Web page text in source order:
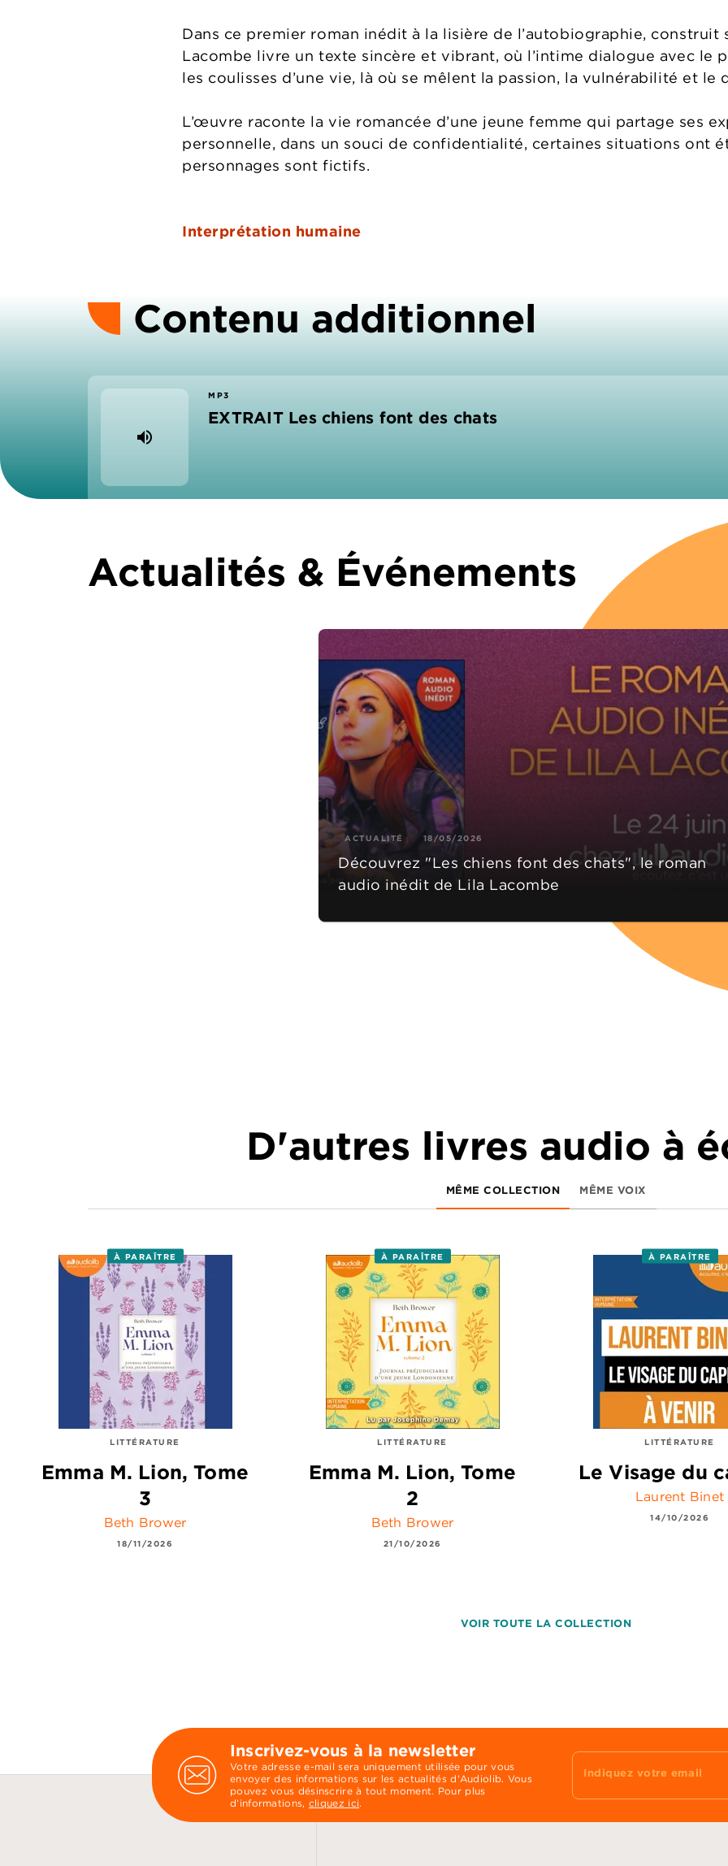
Dans ce premier roman inédit à la lisière de l’autobiographie, construit
Lacombe livre un texte sincère et vibrant, où l’intime dialogue avec le
les coulisses d’une vie, là où se mêlent la passion, la vulnérabilité et le
L’œuvre raconte la vie romancée d’une jeune femme qui partage ses
personnelle, dans un souci de confidentialité, certaines situations ont
personnages sont fictifs.
Interprétation humaine
Contenu additionnel
volume_up
MP3
EXTRAIT Les chiens font des chats
Actualités & Événements
ACTUALITÉ 18/05/2026
Découvrez "Les chiens font des chats", le roman
audio inédit de Lila Lacombe
D'autres livres audio à
MÊME COLLECTION MÊME VOIX
À PARAÎTRE
LITTÉRATURE
Emma M. Lion, Tome
3
Beth Brower
18/11/2026
À PARAÎTRE
LITTÉRATURE
Emma M. Lion, Tome
2
Beth Brower
21/10/2026
À PARAÎTRE
LITTÉRATURE
Le Visage du
Laurent Binet
14/10/2026
VOIR TOUTE LA COLLECTION
Inscrivez-vous à la newsletter
Votre adresse e-mail sera uniquement utilisée pour vous
envoyer des informations sur les actualités d'Audiolib. Vous
pouvez vous désinscrire à tout moment. Pour plus
d’informations, cliquez ici.
Indiquez votre email